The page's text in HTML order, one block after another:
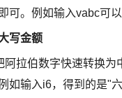
可。例如输入vabc可以
写金额
伯数字快速转换为
如输入i6，得到的是"